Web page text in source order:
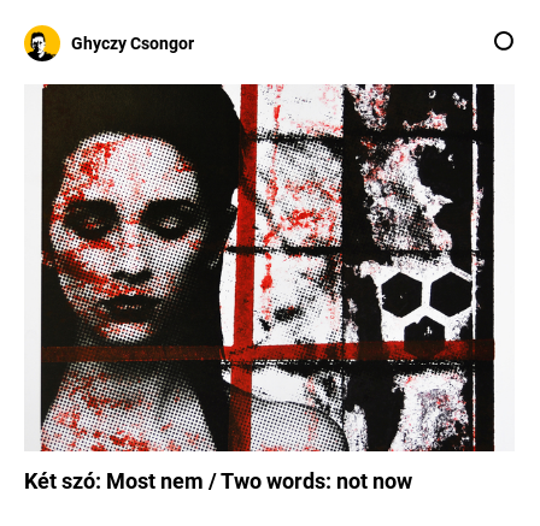
Ghyczy Csongor
Két szó: Most nem / Two words: not now